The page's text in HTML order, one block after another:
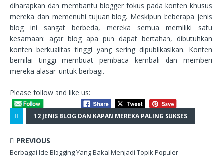
diharapkan dan membantu blogger fokus pada konten khusus
mereka dan memenuhi tujuan blog. Meskipun beberapa jenis
blog ini sangat berbeda, mereka semua memiliki satu
kesamaan: agar blog apa pun dapat bertahan, dibutuhkan
konten berkualitas tinggi yang sering dipublikasikan. Konten
bernilai tinggi membuat pembaca kembali dan memberi
mereka alasan untuk berbagi.
Please follow and like us:
12 JENIS BLOG DAN KAPAN MEREKA PALING SUKSES
PREVIOUS
Berbagai Ide Blogging Yang Bakal Menjadi Topik Populer